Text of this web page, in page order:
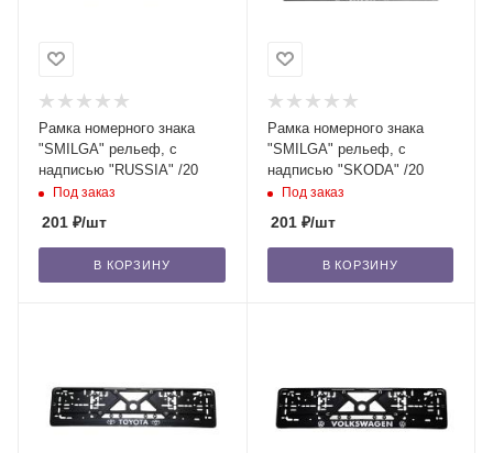
Рамка номерного знака
"SMILGA" рельеф, с
надписью "RUSSIA" /20
Под заказ
201 ₽/шт
В КОРЗИНУ
Рамка номерного знака
"SMILGA" рельеф, с
надписью "SKODA" /20
Под заказ
201₽/шт
В КОРЗИНУ